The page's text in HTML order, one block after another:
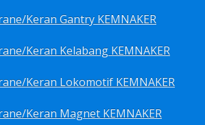
Keran Gantry KEMNAKER
Keran Kelabang KEMNAKER
Keran Lokomotif KEMNAKER
Keran Magnet KEMNAKER